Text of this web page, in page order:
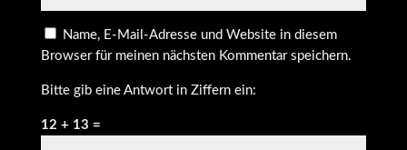
Name, E-Mail-Adresse und Website in diesem
Browser für meinen nächsten Kommentar speichern.
Bitte gib eine Antwort in Ziffern ein:
12 + 13 =